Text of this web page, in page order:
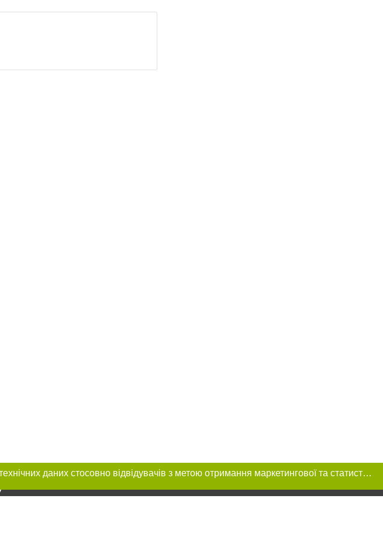
Цей сайт використовує «cookies». Також веб-сайт використовує інтернет-сервіс для збору технічних даних стосовно відвідувачів з метою отримання маркетингової та статистичної інформації. Умови обробки даних відвідувачів сайту див.